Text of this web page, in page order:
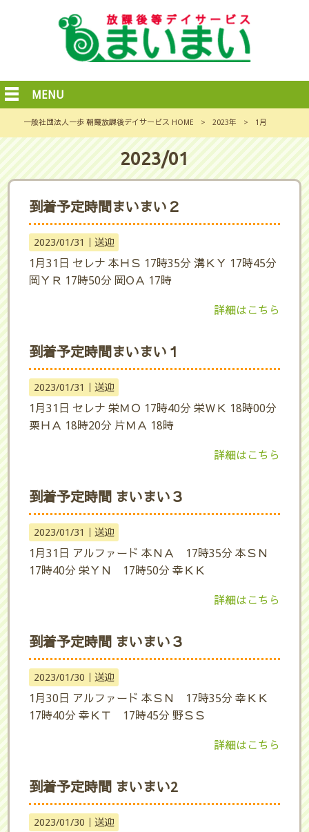
MENU
一般社団法人一歩 朝霞放課後デイサービス HOME > 2023年 > 1月
2023/01
到着予定時間まいまい２
2023/01/31｜ 送迎
1月31日 セレナ 本ＨＳ 17時35分 溝ＫＹ 17時45分
岡ＹＲ 17時50分 岡ОＡ 17時
詳細はこちら
到着予定時間まいまい１
2023/01/31｜ 送迎
1月31日 セレナ 栄ＭＯ 17時40分 栄ＷＫ 18時00分
栗ＨＡ 18時20分 片ＭＡ 18時
詳細はこちら
到着予定時間 まいまい３
2023/01/31｜ 送迎
1月31日 アルファード 本ＮＡ 17時35分 本ＳＮ
17時40分 栄ＹＮ 17時50分 幸ＫＫ
詳細はこちら
到着予定時間 まいまい３
2023/01/30｜ 送迎
1月30日 アルファード 本ＳＮ 17時35分 幸ＫＫ
17時40分 幸ＫＴ 17時45分 野ＳＳ
詳細はこちら
到着予定時間 まいまい2
2023/01/30｜ 送迎